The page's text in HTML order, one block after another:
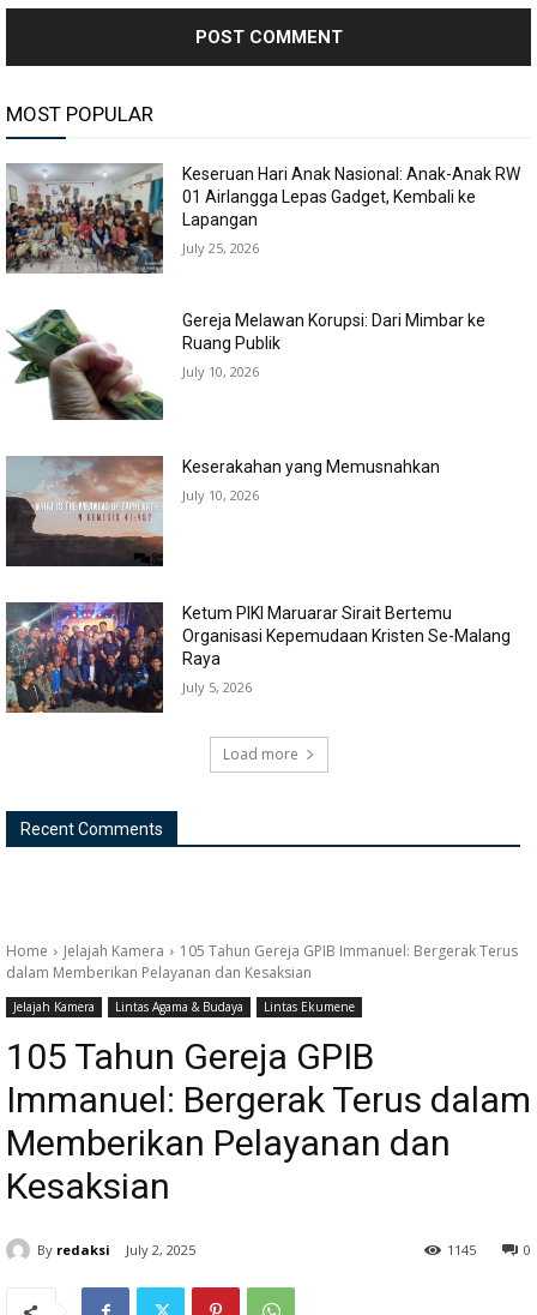
MOST POPULAR
Keseruan Hari Anak Nasional: Anak-Anak RW
01 Airlangga Lepas Gadget, Kembali ke
Lapangan
July 25, 2026
Gereja Melawan Korupsi: Dari Mimbar ke
Ruang Publik
July 10, 2026
Keserakahan yang Memusnahkan
July 10, 2026
Ketum PIKI Maruarar Sirait Bertemu
Organisasi Kepemudaan Kristen Se-Malang
Raya
July 5, 2026
Load more
Recent Comments